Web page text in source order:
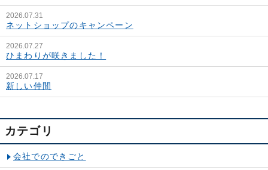
2026.07.31
ネットショップのキャンペーン
2026.07.27
ひまわりが咲きました！
2026.07.17
新しい仲間
カテゴリ
会社でのできごと